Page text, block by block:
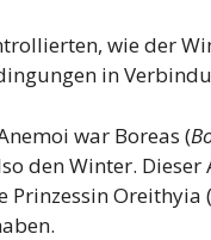
wie der
in
war Boreas (
den Winter.
Prinzessin Oreithyia (